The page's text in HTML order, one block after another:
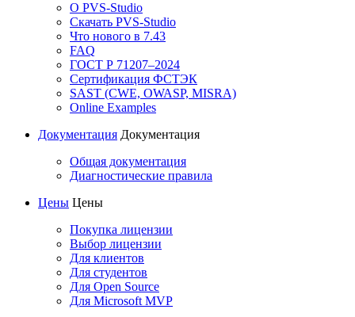
О PVS-Studio
Скачать PVS-Studio
Что нового в 7.43
FAQ
ГОСТ Р 71207–2024
Сертификация ФСТЭК
SAST (CWE, OWASP, MISRA)
Online Examples
Документация Документация
Общая документация
Диагностические правила
Цены Цены
Покупка лицензии
Выбор лицензии
Для клиентов
Для студентов
Для Open Source
Для Microsoft MVP